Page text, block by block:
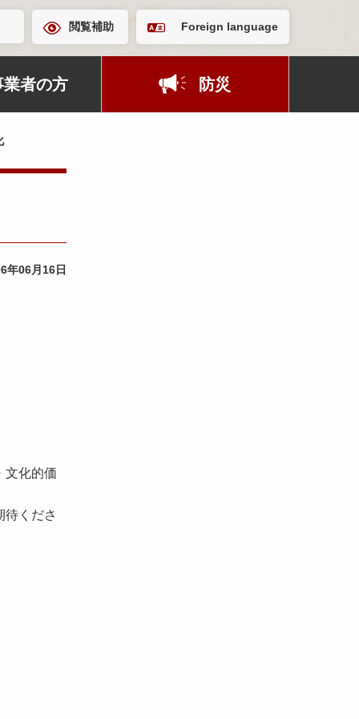
閲覧補助 Foreign language
業者の方 防災
年06月16日
文化的価
待くださ